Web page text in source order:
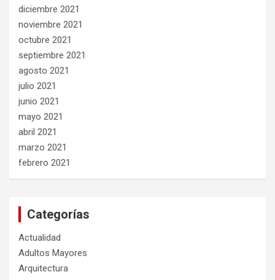
diciembre 2021
noviembre 2021
octubre 2021
septiembre 2021
agosto 2021
julio 2021
junio 2021
mayo 2021
abril 2021
marzo 2021
febrero 2021
Categorías
Actualidad
Adultos Mayores
Arquitectura